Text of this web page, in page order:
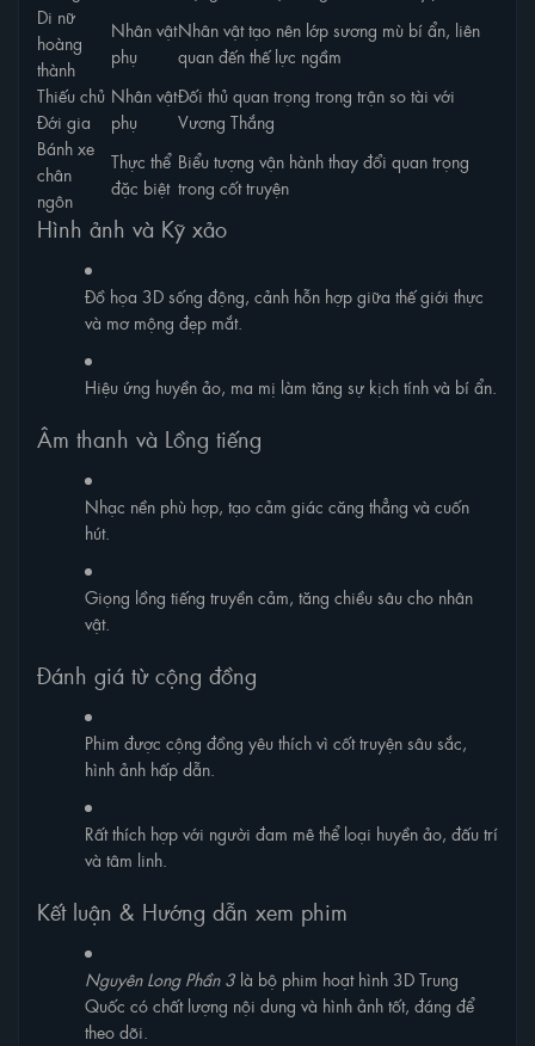
Di nữ
hoàng
thành
Nhân vật
phụ
Nhân vật tạo nên lớp sương mù bí ẩn, liên
quan đến thế lực ngầm
Thiếu chủ
Đới gia
Nhân vật
phụ
Đối thủ quan trọng trong trận so tài với
Vương Thắng
Bánh xe
chân
ngôn
Thực thể
đặc biệt
Biểu tượng vận hành thay đổi quan trọng
trong cốt truyện
Hình ảnh và Kỹ xảo
Đồ họa 3D sống động, cảnh hỗn hợp giữa thế giới thực
và mơ mộng đẹp mắt.
Hiệu ứng huyền ảo, ma mị làm tăng sự kịch tính và bí ẩn.
Âm thanh và Lồng tiếng
Nhạc nền phù hợp, tạo cảm giác căng thẳng và cuốn
hút.
Giọng lồng tiếng truyền cảm, tăng chiều sâu cho nhân
vật.
Đánh giá từ cộng đồng
Phim được cộng đồng yêu thích vì cốt truyện sâu sắc,
hình ảnh hấp dẫn.
Rất thích hợp với người đam mê thể loại huyền ảo, đấu trí
và tâm linh.
Kết luận & Hướng dẫn xem phim
Nguyên Long Phần 3 là bộ phim hoạt hình 3D Trung
Quốc có chất lượng nội dung và hình ảnh tốt, đáng để
theo dõi.